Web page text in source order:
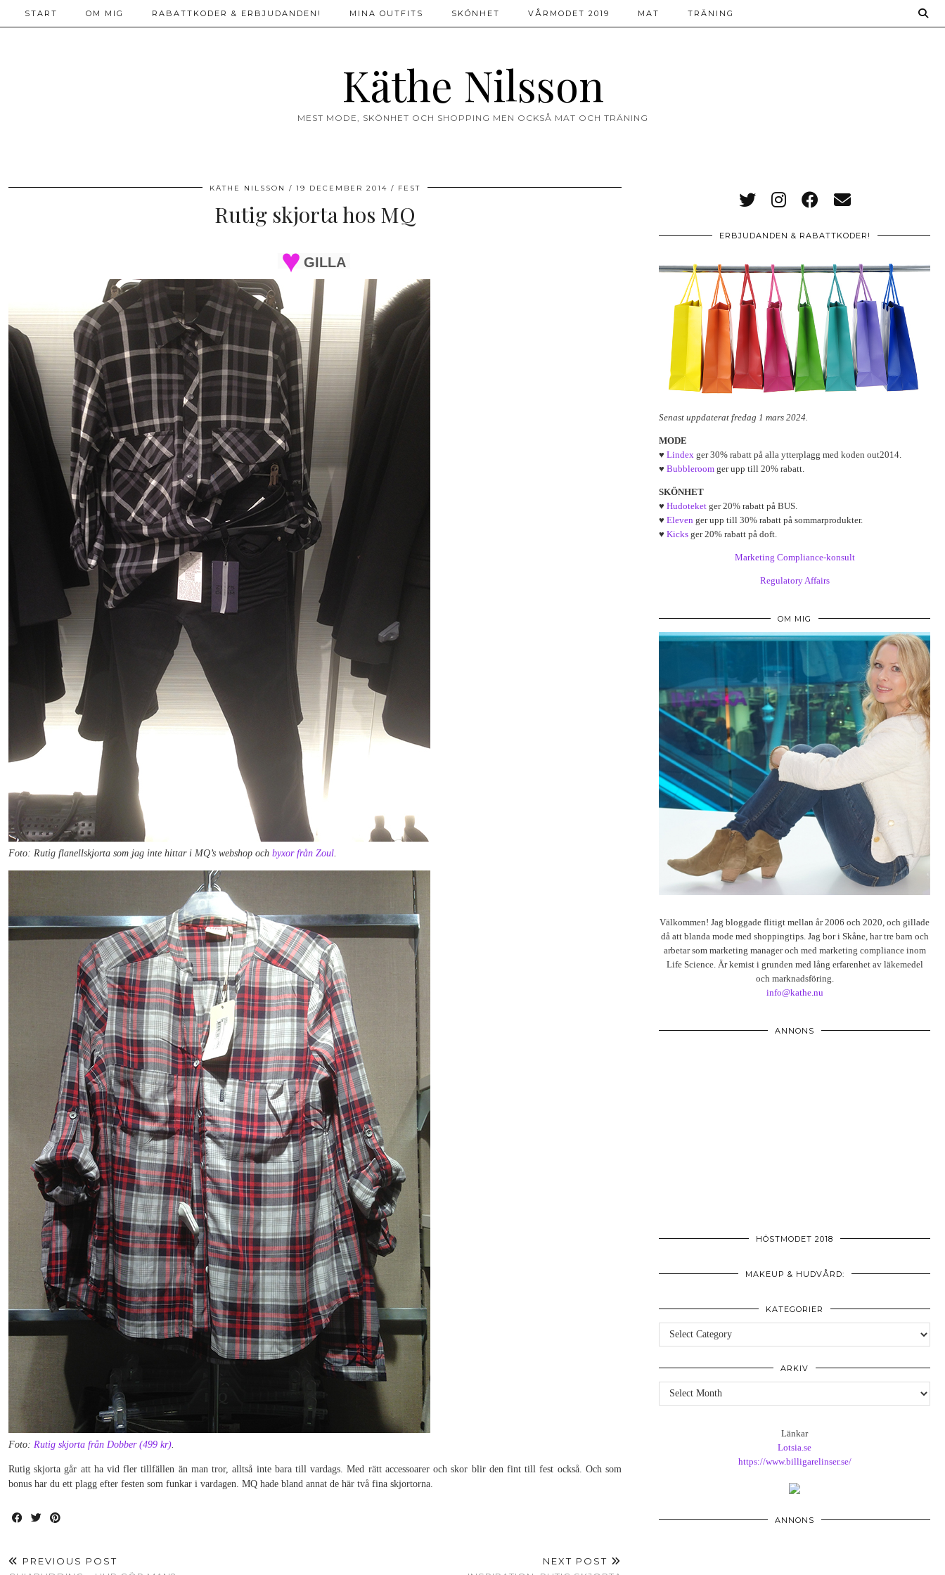
Käthe Nilsson
MEST MODE, SKÖNHET OCH SHOPPING MEN OCKSÅ MAT OCH TRÄNING
START OM MIG RABATTKODER & ERBJUDANDEN! MINA OUTFITS SKÖNHET VÅRMODET 2019 MAT TRÄNING
KÄTHE NILSSON 19 DECEMBER 2014 FEST
Rutig skjorta hos MQ
GILLA
Foto: Rutig flanellskjorta som jag inte hittar i MQ’s webshop och byxor från Zoul.
Foto: Rutig skjorta från Dobber (499 kr).
Rutig skjorta går att ha vid fler tillfällen än man tror, alltså inte bara till vardags. Med rätt accessoarer och skor blir den fint till fest också. Och som
bonus har du ett plagg efter festen som funkar i vardagen. MQ hade bland annat de här två fina skjortorna.
PREVIOUS POST
NEXT POST
ERBJUDANDEN & RABATTKODER!
Senast uppdaterat fredag 1 mars 2024.
MODE
♥ Lindex ger 30% rabatt på alla ytterplagg med koden out2014.
♥ Bubbleroom ger upp till 20% rabatt.
SKÖNHET
♥ Hudoteket ger 20% rabatt på BUS.
♥ Eleven ger upp till 30% rabatt på sommarprodukter.
♥ Kicks ger 20% rabatt på doft.
Marketing Compliance-konsult
Regulatory Affairs
OM MIG
Välkommen! Jag bloggade flitigt mellan år 2006 och 2020, och gillade
då att blanda mode med shoppingtips. Jag bor i Skåne, har tre barn och
arbetar som marketing manager och med marketing compliance inom
Life Science. Är kemist i grunden med lång erfarenhet av läkemedel
och marknadsföring.
info@kathe.nu
ANNONS
HÖSTMODET 2018
MAKEUP & HUDVÅRD:
KATEGORIER
Kategorier
ARKIV
Arkiv
Länkar
Lotsia.se
https://www.billigarelinser.se/
ANNONS